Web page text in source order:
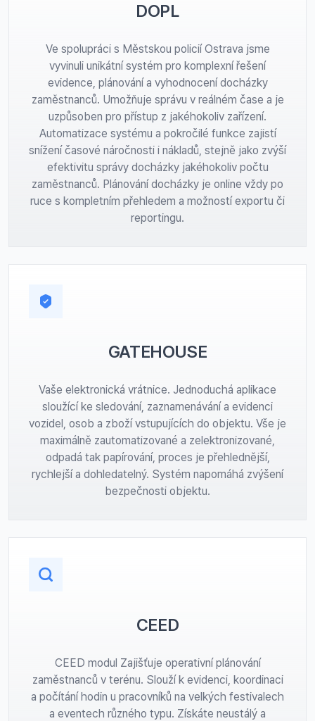
DOPL
Ve spolupráci s Městskou policií Ostrava jsme
vyvinuli unikátní systém pro komplexní řešení
evidence, plánování a vyhodnocení docházky
zaměstnanců. Umožňuje správu v reálném čase a je
uzpůsoben pro přístup z jakéhokoliv zařízení.
Automatizace systému a pokročilé funkce zajistí
snížení časové náročnosti i nákladů, stejně jako zvýší
efektivitu správy docházky jakéhokoliv počtu
zaměstnanců. Plánování docházky je online vždy po
ruce s kompletním přehledem a možností exportu či
reportingu.
GATEHOUSE
Vaše elektronická vrátnice. Jednoduchá aplikace
sloužící ke sledování, zaznamenávání a evidenci
vozidel, osob a zboží vstupujících do objektu. Vše je
maximálně zautomatizované a zelektronizované,
odpadá tak papírování, proces je přehlednější,
rychlejší a dohledatelný. Systém napomáhá zvýšení
bezpečnosti objektu.
CEED
CEED modul Zajišťuje operativní plánování
zaměstnanců v terénu. Slouží k evidenci, koordinaci
a počítání hodin u pracovníků na velkých festivalech
a eventech různého typu. Získáte neustálý a